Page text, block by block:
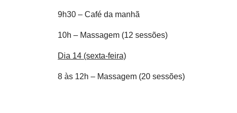
9h30 – Café da manhã
10h – Massagem (12 sessões)
Dia 14 (sexta-feira)
8 às 12h – Massagem (20 sessões)